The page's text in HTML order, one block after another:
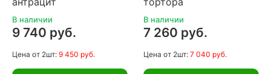
В наличии
9 740 руб.
Цена от 2шт: 9 450 руб.
В наличии
7 260 руб.
Цена от 2шт: 7 040 руб.